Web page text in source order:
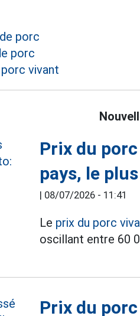
porc
porc
vivant
Prix du
pays, le
| 08/07/2026 - 11:41
Le prix du porc
oscillant entre 60
Prix du